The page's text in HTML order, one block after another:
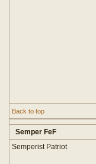
Back to top
Semper FeF
Semperist Patriot